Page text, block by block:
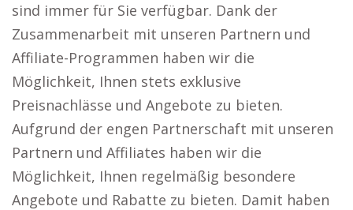
sind immer für Sie verfügbar. Dank der
Zusammenarbeit mit unseren Partnern und
Affiliate-Programmen haben wir die
Möglichkeit, Ihnen stets exklusive
Preisnachlässe und Angebote zu bieten.
Aufgrund der engen Partnerschaft mit unseren
Partnern und Affiliates haben wir die
Möglichkeit, Ihnen regelmäßig besondere
Angebote und Rabatte zu bieten. Damit haben